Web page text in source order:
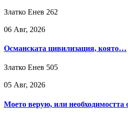
Златко Енев 262
06 Авг, 2026
Османската цивилизация, която…
Златко Енев 505
05 Авг, 2026
Моето верую, или необходимостта